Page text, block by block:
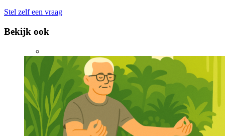
Stel zelf een vraag
Bekijk ook